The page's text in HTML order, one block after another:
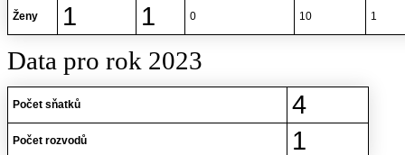
Ženy 1 1 0 10 1
Data pro rok 2023
Počet sňatků 4
Počet rozvodů
1